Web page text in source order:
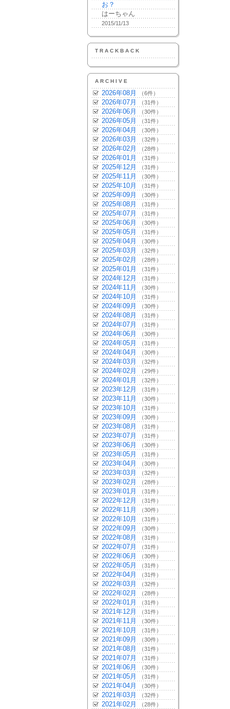
お？
はーちゃん
2015/11/13
TRACKBACK
ARCHIVE
2026年08月 （6件）
2026年07月 （31件）
2026年06月 （30件）
2026年05月 （31件）
2026年04月 （30件）
2026年03月 （32件）
2026年02月 （28件）
2026年01月 （31件）
2025年12月 （31件）
2025年11月 （30件）
2025年10月 （31件）
2025年09月 （30件）
2025年08月 （31件）
2025年07月 （31件）
2025年06月 （30件）
2025年05月 （31件）
2025年04月 （30件）
2025年03月 （32件）
2025年02月 （28件）
2025年01月 （31件）
2024年12月 （31件）
2024年11月 （30件）
2024年10月 （31件）
2024年09月 （30件）
2024年08月 （31件）
2024年07月 （31件）
2024年06月 （30件）
2024年05月 （31件）
2024年04月 （30件）
2024年03月 （32件）
2024年02月 （29件）
2024年01月 （32件）
2023年12月 （31件）
2023年11月 （30件）
2023年10月 （31件）
2023年09月 （30件）
2023年08月 （31件）
2023年07月 （31件）
2023年06月 （30件）
2023年05月 （31件）
2023年04月 （30件）
2023年03月 （32件）
2023年02月 （28件）
2023年01月 （31件）
2022年12月 （31件）
2022年11月 （30件）
2022年10月 （31件）
2022年09月 （30件）
2022年08月 （31件）
2022年07月 （31件）
2022年06月 （30件）
2022年05月 （31件）
2022年04月 （31件）
2022年03月 （32件）
2022年02月 （28件）
2022年01月 （31件）
2021年12月 （31件）
2021年11月 （30件）
2021年10月 （31件）
2021年09月 （30件）
2021年08月 （31件）
2021年07月 （31件）
2021年06月 （30件）
2021年05月 （31件）
2021年04月 （30件）
2021年03月 （32件）
2021年02月 （28件）